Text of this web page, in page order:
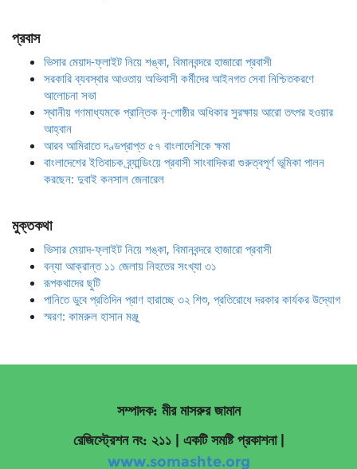
প্রবাস
ভিসার মেয়াদ-ফ্লাইট নিয়ে শঙ্কা, বিমানবন্দরে হাজারো প্রবাসী
সরকারি ব্যবস্থার আওতায় অভিবাসী কর্মীদের আইনগত সেবা নিশ্চিতকরণে
আলোচনা সভা
স্থানীয় গণমাধ্যমকে প্রান্তিক নৃ-গোষ্ঠীর অধিকার সুরক্ষায় আরো তৎপর হওয়ার
আহ্বান
আরব আমিরাতে দণ্ডপ্রাপ্ত ৫৭ বাংলাদেশিকে ক্ষমা
বাংলাদেশের ইতিবাচক ব্র্যান্ডিংয়ে প্রবাসী সাংবাদিকরা গুরুত্বপূর্ণ ভূমিকা পালন
করছেন: দুবাই কনসাল জেনারেল
মুক্তকথা
ভিসার মেয়াদ-ফ্লাইট নিয়ে শঙ্কা, বিমানবন্দরে হাজারো প্রবাসী
বন্যা আক্রান্ত ১১ জেলায় নিহতের সংখ্যা ৩১
রূপকথাদের ছুটি
পানিতে ডুবে প্রতিদিন প্রাণ হারাচ্ছে ৩২ শিশু, প্রতিরোধে দরকার কার্যকর উদ্যোগ
স্মরণ: কামরুল হাসান মঞ্জু
সম্পাদক: মীর মাসরুর জামান
রেজিস্ট্রেশন নং: ২১১ | একটি সমষ্টি প্রকাশনা
www.somashte.org